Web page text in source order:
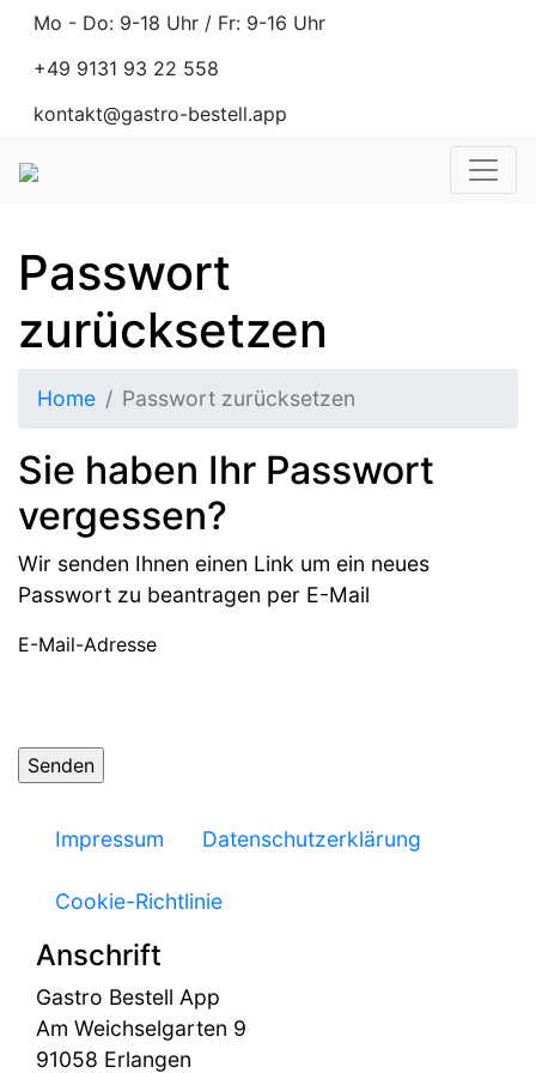
Mo - Do: 9-18 Uhr / Fr: 9-16 Uhr
+49 9131 93 22 558
kontakt@gastro-bestell.app
Passwort
zurücksetzen
Home Passwort zurücksetzen
Sie haben Ihr Passwort
vergessen?
Wir senden Ihnen einen Link um ein neues
Passwort zu beantragen per E-Mail
E-Mail-Adresse
Impressum Datenschutzerklärung
Cookie-Richtlinie
Anschrift
Gastro Bestell App
Am Weichselgarten 9
91058 Erlangen